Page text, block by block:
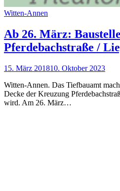
Witten-Annen
Ab 26. März:
Pferdebachstraße /
15. März 201810. Oktober 2023
Witten-Annen. Das Tiefbauamt
Decke der Kreuzung
wird. Am 26. März…